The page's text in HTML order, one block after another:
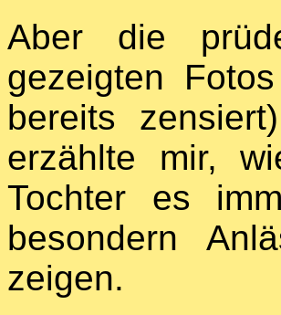
Aber die
gezeigten
bereits
erzählte mir,
Tochter es
besondern
zeigen.